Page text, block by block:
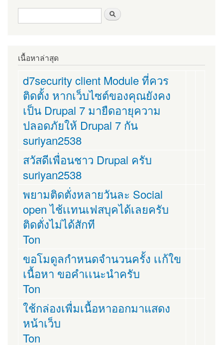
ฟอร์มค้นหา
เนื้อหาล่าสุด
d7security client Module ที่ควร
ติดตั้ง หากเว็บไซต์ของคุณยังคง
เป็น Drupal 7 มายืดอายุความ
ปลอดภัยให้ Drupal 7 กัน
suriyan2538
สวัสดีเพื่อนชาว Drupal ครับ
suriyan2538
พยามติดตั่งหลายวันละ Social
open ไช้เเทนเฟสบุคได้เลยครับ
ติดตั่งไม่ได้สักที
Ton
ขอโมดูลกำหนดจำนวนครั้ง เเก้ใข
เนื้อหา ขอคำเเนะนำครับ
Ton
ใช้กล่องเพื่มเนื้อหาออกมาแสดง
หน้าเว็บ
Ton